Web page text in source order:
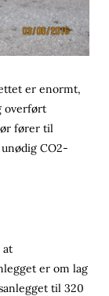
er enormt,
overført
fører til
CO2-
at
er om lag
til 320